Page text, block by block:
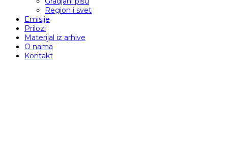
Region i svet
Emisije
Prilozi
Materijal iz arhive
O nama
Kontakt